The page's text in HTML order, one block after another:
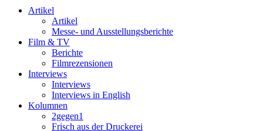
Artikel
Artikel
Messe- und Ausstellungsberichte
Film & TV
Berichte
Filmrezensionen
Interviews
Interviews
Interviews in English
Kolumnen
2gegen1
Frisch aus der Druckerei